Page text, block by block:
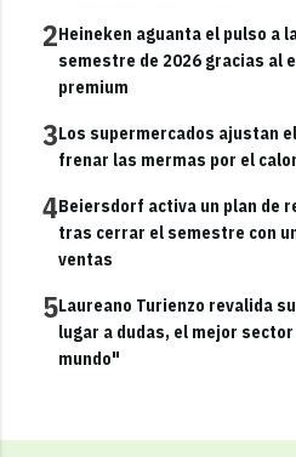
2Heineken aguanta el pulso a
semestre de 2026 gracias al
premium
3Los supermercados ajustan
frenar las mermas por el
4Beiersdorf activa un plan de
tras cerrar el semestre con
ventas
5Laureano Turienzo revalida
lugar a dudas, el mejor
mundo"